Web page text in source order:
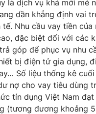
tế
sống
là dịch vụ khá mới mẻ
dần khẳng định vai
Nhu cầu vay tiền của
đặc biệt đối với các
góp để phục vụ nhu
bị điện tử gia dụng,
Số liệu thống kê cuối
nợ cho vay tiêu dùng
tín dụng Việt Nam
(tương đương khoảng